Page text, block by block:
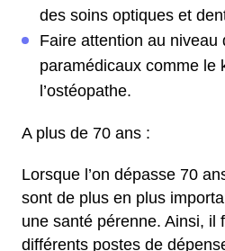
des soins optiques et
Faire attention au niveau
paramédicaux comme le
l’ostéopathe.
A plus de 70 ans :
Lorsque l’on dépasse 70
sont de plus en plus
une santé pérenne. Ainsi, il
différents postes de